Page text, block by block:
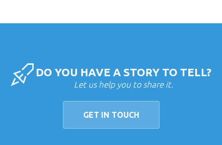
DO YOU HAVE A STORY TO TELL?
Let us help you to share it.
GET IN TOUCH